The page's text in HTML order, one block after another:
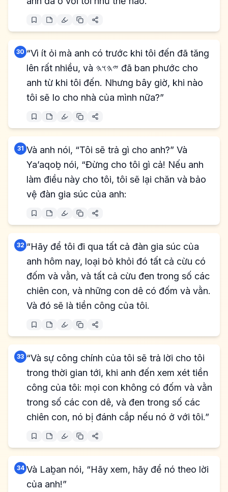
30 “Vì ít ỏi mà anh có trước khi tôi đến đã tăng
lên rất nhiều, và 𐤉𐤄𐤅𐤄 đã ban phước cho
anh từ khi tôi đến. Nhưng bây giờ, khi nào
tôi sẽ lo cho nhà của mình nữa?”
31 Và anh nói, “Tôi sẽ trả gì cho anh?” Và
Ya’aqoḇ nói, “Đừng cho tôi gì cả! Nếu anh
làm điều này cho tôi, tôi sẽ lại chăn và bảo
vệ đàn gia súc của anh:
32 “Hãy để tôi đi qua tất cả đàn gia súc của
anh hôm nay, loại bỏ khỏi đó tất cả cừu có
đốm và vằn, và tất cả cừu đen trong số các
chiên con, và những con dê có đốm và vằn.
Và đó sẽ là tiền công của tôi.
33 “Và sự công chính của tôi sẽ trả lời cho tôi
trong thời gian tới, khi anh đến xem xét tiền
công của tôi: mọi con không có đốm và vằn
trong số các con dê, và đen trong số các
chiên con, nó bị đánh cắp nếu nó ở với tôi.”
34 Và Laḇan nói, “Hãy xem, hãy để nó theo lời
của anh!”